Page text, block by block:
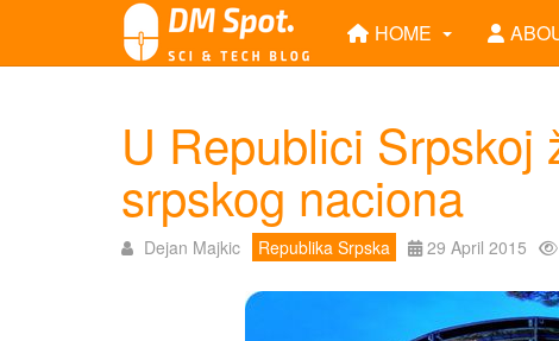
HOME
U Republici Srpskoj
srpskog naciona
Dejan Majkic Republika Srpska 29 April 2015